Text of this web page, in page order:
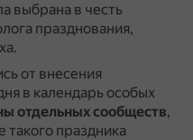
выбрана в честь
празднования,
от внесения
в календарь особых
отдельных сообществ,
такого праздника